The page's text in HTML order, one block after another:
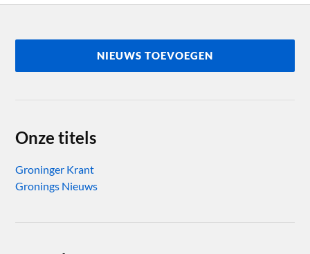
NIEUWS TOEVOEGEN
Onze titels
Groninger Krant
Gronings Nieuws